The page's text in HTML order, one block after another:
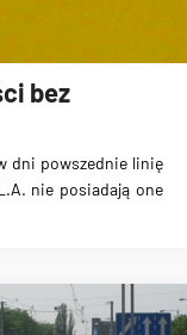
bez
dni powszednie linię
nie posiadają one